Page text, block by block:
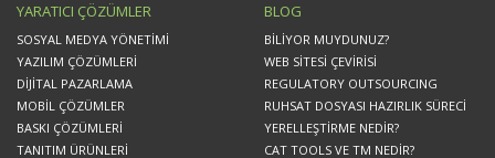
YARATICI ÇÖZÜMLER
SOSYAL MEDYA YÖNETİMİ
YAZILIM ÇÖZÜMLERİ
DİJİTAL PAZARLAMA
MOBİL ÇÖZÜMLER
BASKI ÇÖZÜMLERİ
TANITIM ÜRÜNLERİ
BLOG
BİLİYOR MUYDUNUZ?
WEB SİTESİ ÇEVİRİSİ
REGULATORY OUTSOURCING
RUHSAT DOSYASI HAZIRLIK SÜRECİ
YERELLEŞTİRME NEDİR?
CAT TOOLS VE TM NEDİR?